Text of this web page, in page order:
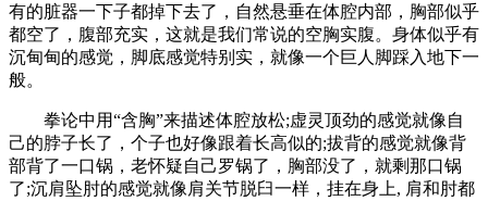
有的脏器一下子都掉下去了，自然悬垂在体腔内部，胸部似乎
都空了，腹部充实，这就是我们常说的空胸实腹。身体似乎有
沉甸甸的感觉，脚底感觉特别实，就像一个巨人脚踩入地下一
般。
拳论中用“含胸”来描述体腔放松;虚灵顶劲的感觉就像自
己的脖子长了，个子也好像跟着长高似的;拔背的感觉就像背
部背了一口锅，老怀疑自己罗锅了，胸部没了，就剩那口锅
了;沉肩坠肘的感觉就像肩关节脱臼一样，挂在身上, 肩和肘都